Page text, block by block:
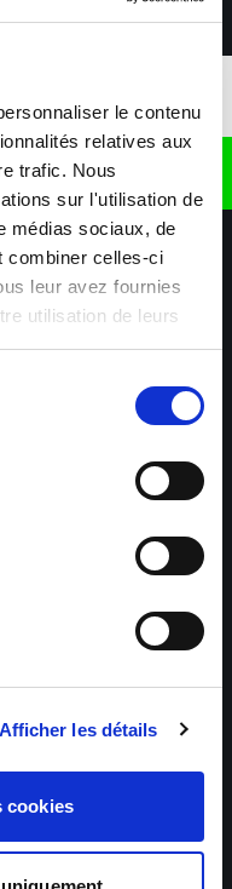
le contenu
relatives aux
trafic. Nous
sur l'utilisation de
médias sociaux, de
combiner celles-ci
leur avez fournies
utilisation de leurs
Afficher les détails
cookies
Aide & Contact
– Industrie,
Transport et
Bâtiment et
Paris – Tertiaire,
Saint-Louis –
Techniciens,
et Cadres